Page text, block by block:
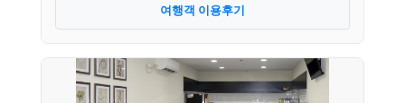
여행객 이용후기